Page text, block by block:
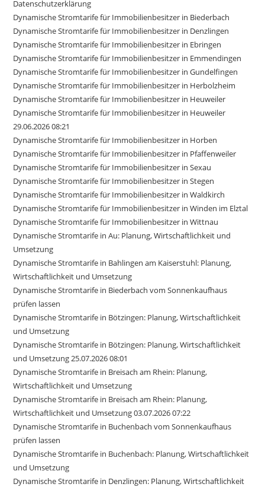
Datenschutzerklärung
Dynamische Stromtarife für Immobilienbesitzer in Biederbach
Dynamische Stromtarife für Immobilienbesitzer in Denzlingen
Dynamische Stromtarife für Immobilienbesitzer in Ebringen
Dynamische Stromtarife für Immobilienbesitzer in Emmendingen
Dynamische Stromtarife für Immobilienbesitzer in Gundelfingen
Dynamische Stromtarife für Immobilienbesitzer in Herbolzheim
Dynamische Stromtarife für Immobilienbesitzer in Heuweiler
Dynamische Stromtarife für Immobilienbesitzer in Heuweiler
29.06.2026 08:21
Dynamische Stromtarife für Immobilienbesitzer in Horben
Dynamische Stromtarife für Immobilienbesitzer in Pfaffenweiler
Dynamische Stromtarife für Immobilienbesitzer in Sexau
Dynamische Stromtarife für Immobilienbesitzer in Stegen
Dynamische Stromtarife für Immobilienbesitzer in Waldkirch
Dynamische Stromtarife für Immobilienbesitzer in Winden im Elztal
Dynamische Stromtarife für Immobilienbesitzer in Wittnau
Dynamische Stromtarife in Au: Planung, Wirtschaftlichkeit und
Umsetzung
Dynamische Stromtarife in Bahlingen am Kaiserstuhl: Planung,
Wirtschaftlichkeit und Umsetzung
Dynamische Stromtarife in Biederbach vom Sonnenkaufhaus
prüfen lassen
Dynamische Stromtarife in Bötzingen: Planung, Wirtschaftlichkeit
und Umsetzung
Dynamische Stromtarife in Bötzingen: Planung, Wirtschaftlichkeit
und Umsetzung 25.07.2026 08:01
Dynamische Stromtarife in Breisach am Rhein: Planung,
Wirtschaftlichkeit und Umsetzung
Dynamische Stromtarife in Breisach am Rhein: Planung,
Wirtschaftlichkeit und Umsetzung 03.07.2026 07:22
Dynamische Stromtarife in Buchenbach vom Sonnenkaufhaus
prüfen lassen
Dynamische Stromtarife in Buchenbach: Planung, Wirtschaftlichkeit
und Umsetzung
Dynamische Stromtarife in Denzlingen: Planung, Wirtschaftlichkeit